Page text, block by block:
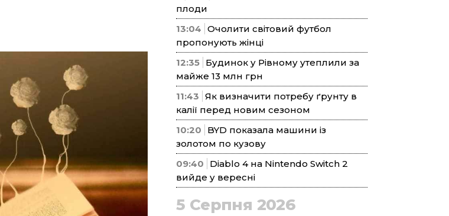
плоди
13:04 Очолити світовий футбол
пропонують жінці
12:35 Будинок у Рівному утеплили за
майже 13 млн грн
11:43 Як визначити потребу ґрунту в
калії перед новим сезоном
10:20
BYD показала машини із
золотом по кузову
09:40
Diablo 4 на Nintendo Switch 2
вийде у вересні
5 Серпня 2026